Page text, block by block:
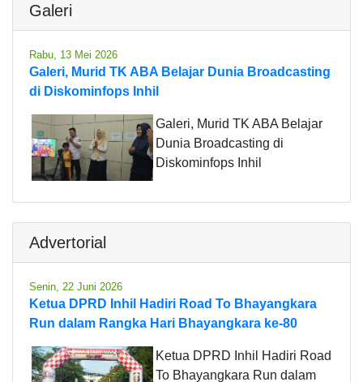
Galeri
Rabu, 13 Mei 2026
Galeri, Murid TK ABA Belajar Dunia Broadcasting
di Diskominfops Inhil
Galeri, Murid TK ABA Belajar
Dunia Broadcasting di
Diskominfops Inhil
Advertorial
Senin, 22 Juni 2026
Ketua DPRD Inhil Hadiri Road To Bhayangkara
Run dalam Rangka Hari Bhayangkara ke-80
Ketua DPRD Inhil Hadiri Road
To Bhayangkara Run dalam